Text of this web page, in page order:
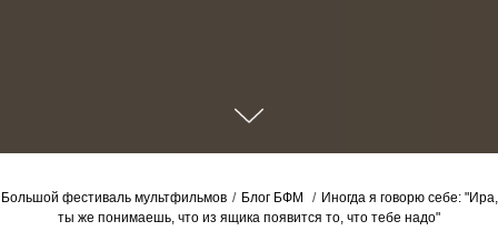
Большой фестиваль мультфильмов / Блог БФМ / Иногда я говорю себе: "Ира,
ты же понимаешь, что из ящика появится то, что тебе надо"